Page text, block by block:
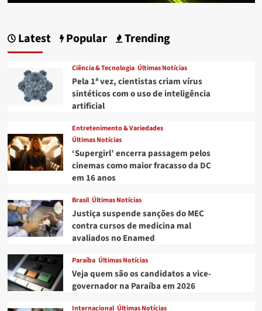
Latest Popular Trending
Ciência & Tecnologia Últimas Notícias
Pela 1ª vez, cientistas criam vírus
sintéticos com o uso de inteligência
artificial
Entretenimento & Variedades
Últimas Notícias
‘Supergirl’ encerra passagem pelos
cinemas como maior fracasso da DC
em 16 anos
Brasil Últimas Notícias
Justiça suspende sanções do MEC
contra cursos de medicina mal
avaliados no Enamed
Paraíba Últimas Notícias
Veja quem são os candidatos a vice-
governador na Paraíba em 2026
Internacional Últimas Notícias